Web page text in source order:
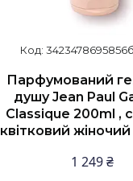
Парфумований
душу Jean Paul
Classique 200ml ,
квітковий
1 249 ₴